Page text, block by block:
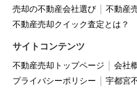
売却の不動産会社選び
不動産
不動産売却クイック査定とは？
サイトコンテンツ
不動産売却トップページ 会社
プライバシーポリシー
宇都宮